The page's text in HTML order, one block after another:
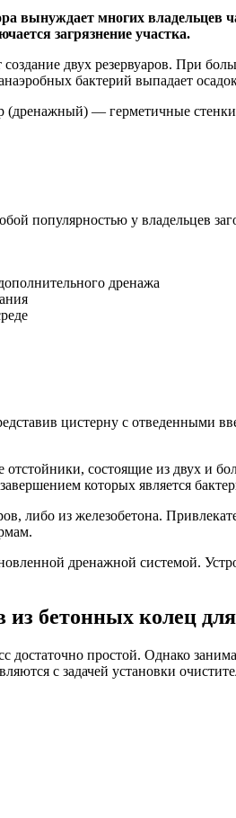
вынуждает многих
загрязнение участка.
двух резервуаров. При
бактерий выпадает
— герметичные
популярностью у владельцев
дренажа
цистерну с отведенными
состоящие из двух и
которых является
либо из железобетона.
дренажной системой.
бетонных колец
достаточно простой. Однако
с задачей установки